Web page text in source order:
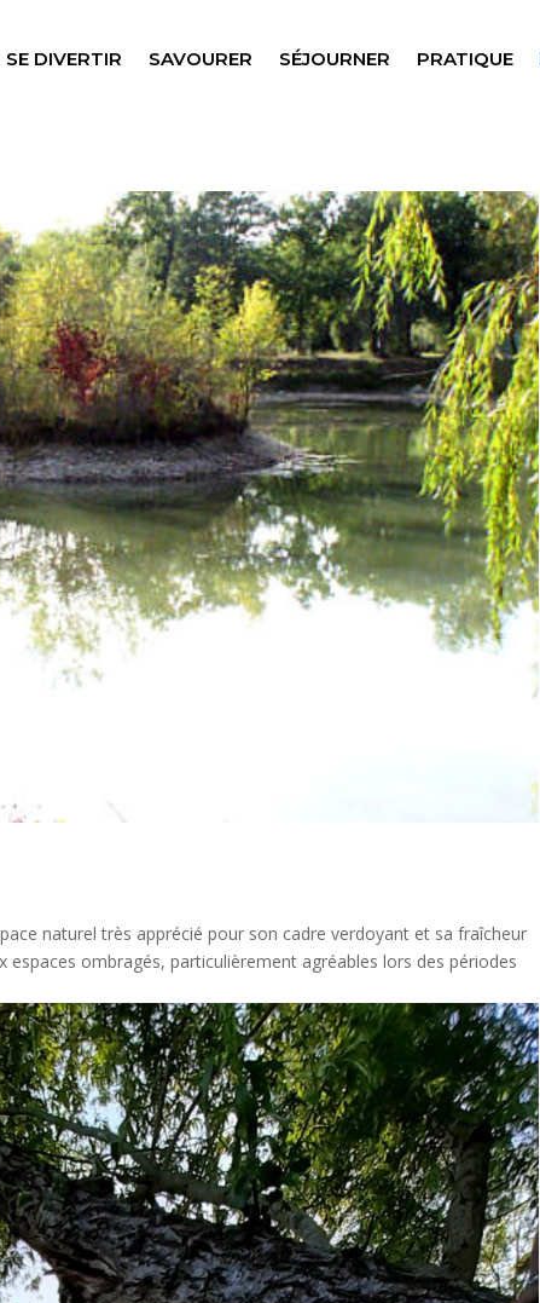
SE DIVERTIR SAVOURER SÉJOURNER PRATIQUE
naturel très apprécié pour son cadre verdoyant et sa fraîcheur
ombragés, particulièrement agréables lors des périodes